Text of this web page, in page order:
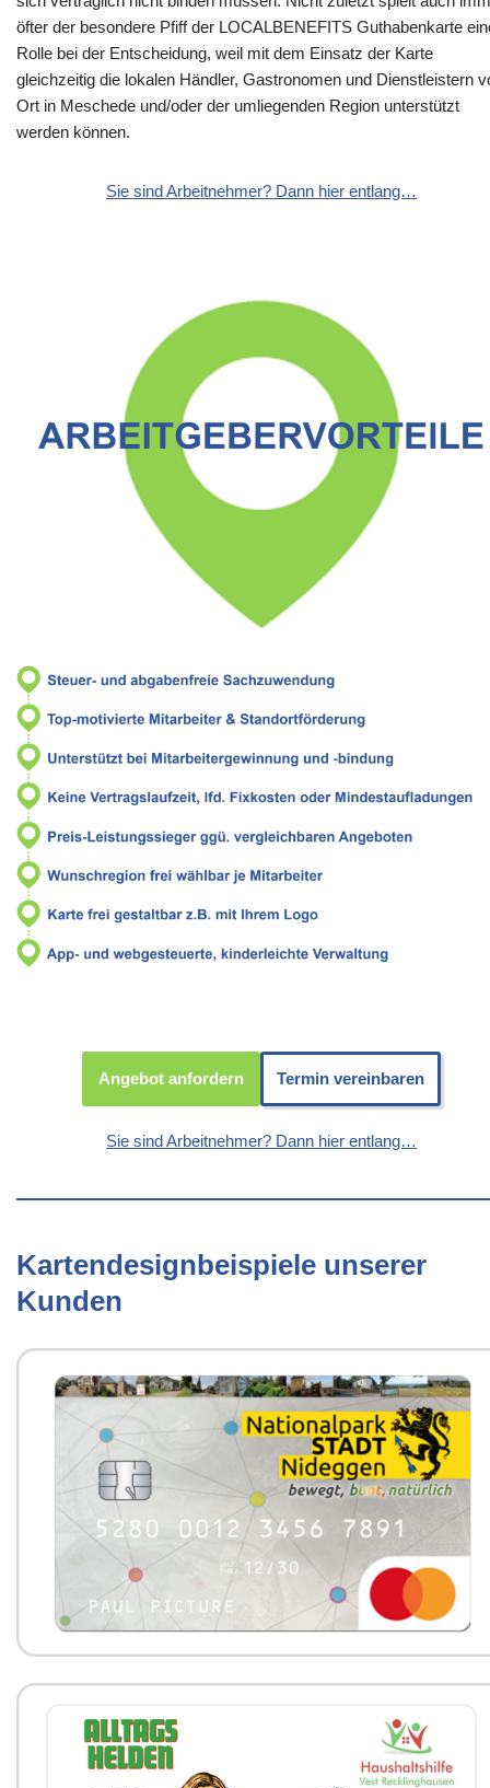
öfter der besondere Pfiff der LOCALBENEFITS Guthabenkarte
Rolle bei der Entscheidung, weil mit dem Einsatz der Karte
gleichzeitig die lokalen Händler, Gastronomen und Dienstleistern
Ort in Meschede und/oder der umliegenden Region unterstützt
werden können.
Sie sind Arbeitnehmer? Dann hier entlang…
Angebot anfordern Termin vereinbaren
Sie sind Arbeitnehmer? Dann hier entlang…
Kartendesignbeispiele unserer
Kunden